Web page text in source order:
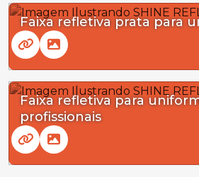
Faixa refletiva prata para
Faixa refletiva para
profissionais